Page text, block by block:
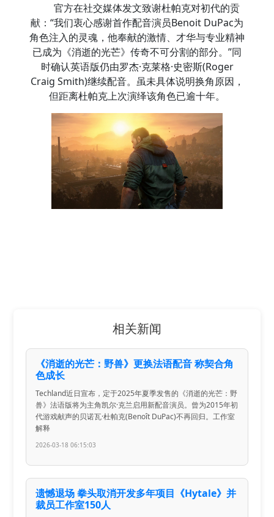
官方在社交媒体发文致谢杜帕克对初代的贡
献：“我们衷心感谢首作配音演员Benoit DuPac为
角色注入的灵魂，他奉献的激情、才华与专业精神
已成为《消逝的光芒》传奇不可分割的部分。”同
时确认英语版仍由罗杰·克莱格·史密斯(Roger
Craig Smith)继续配音。虽未具体说明换角原因，
但距离杜帕克上次演绎该角色已逾十年。
相关新闻
《消逝的光芒：野兽》更换法语配音 称契合角
色成长
Techland近日宣布，定于2025年夏季发售的《消逝的光芒：野
兽》法语版将为主角凯尔·克兰启用新配音演员。曾为2015年初
代游戏献声的贝诺瓦·杜帕克(Benoît DuPac)不再回归。工作室
解释
2026-03-18 06:15:03
遗憾退场 拳头取消开发多年项目《Hytale》并
裁员工作室150人